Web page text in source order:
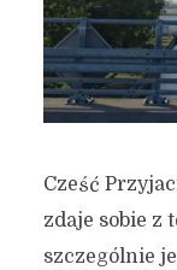
Cześć
zdaje sobie z
szczególnie